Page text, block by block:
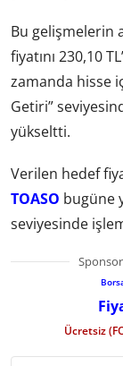
Bu gelişmelerin
fiyatını 230,10
zamanda hisse
Getiri”
yükseltti.
Verilen hedef
TOASO bugüne
seviyesinde
Ücretsiz